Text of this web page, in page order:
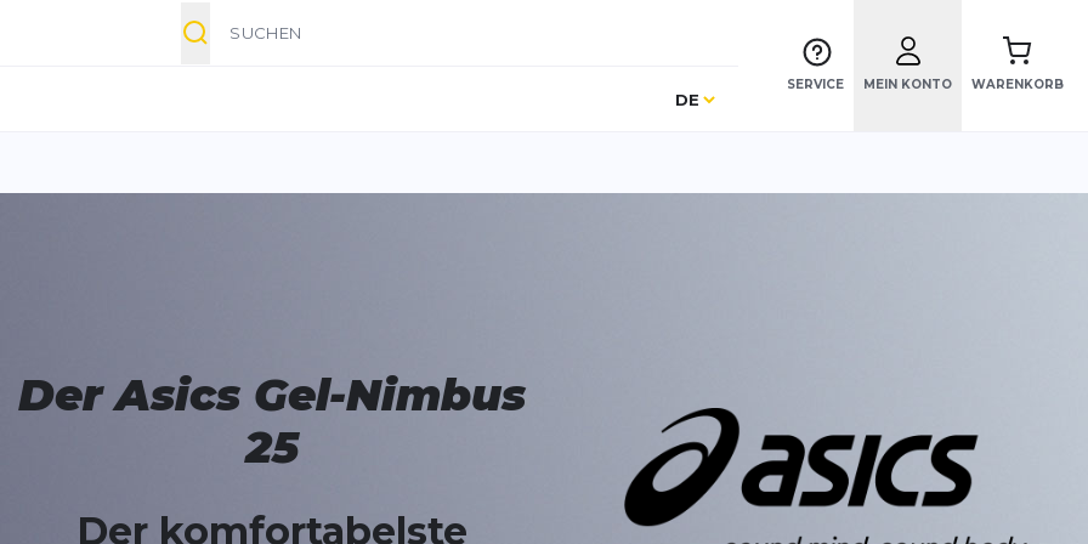
Sprache
DE
SERVICE MEIN KONTO WARENKORB
Der Asics Gel-Nimbus
25
Der komfortabelste